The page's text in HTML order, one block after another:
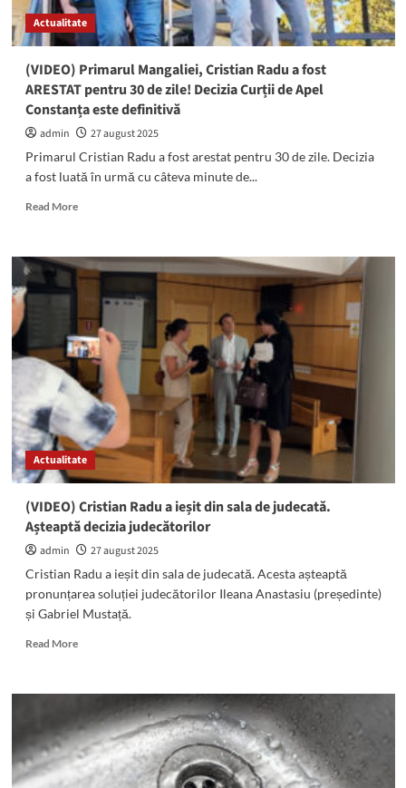
Liberal
Actualitate
(VIDEO) Primarul Mangaliei, Cristian Radu a fost
ARESTAT pentru 30 de zile! Decizia Curții de Apel
Constanța este definitivă
admin
27 august 2025
Primarul Cristian Radu a fost arestat pentru 30 de zile. Decizia
a fost luată în urmă cu câteva minute de...
Read MoreRead
(VIDEO)
Primarul
Mangaliei,
Cristian
Radu
a
fost
ARESTAT
pentru
30
de
zile!
Decizia
Curții
Apel
Constanța
este
Actualitate
(VIDEO) Cristian Radu a ieșit din sala de judecată.
Așteaptă decizia judecătorilor
admin
27 august 2025
Cristian Radu a ieșit din sala de judecată. Acesta așteaptă
pronunțarea soluției judecătorilor Ileana Anastasiu (președinte)
și Gabriel Mustață.
Read MoreRead
(VIDEO)
Radu
a
ieșit
din